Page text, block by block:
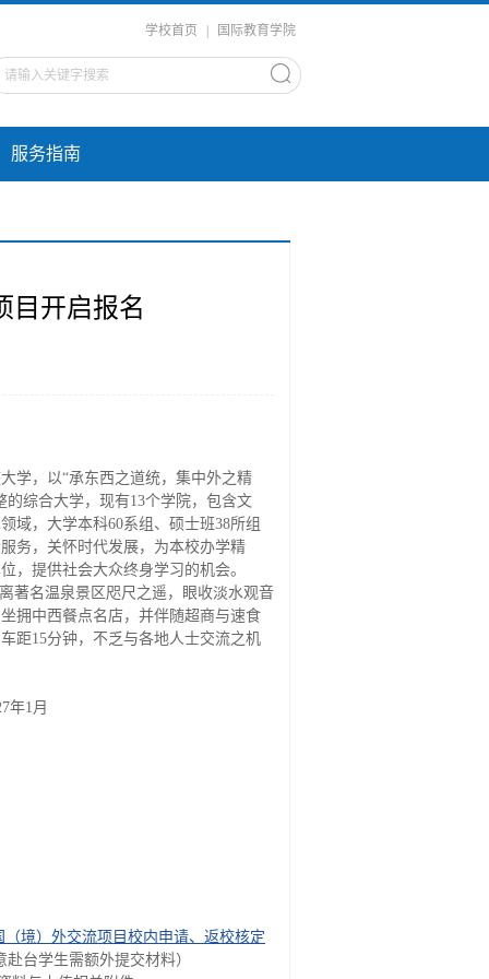
学校首页 国际教育学院
服务指南
目开启报名
学，以“承东西之道统，集中外之精
综合大学，现有13个学院，包含文
域，大学本科60系组、硕士班38所组
务，关怀时代发展，为本校办学精
，提供社会大众终身学习的机会。
著名温泉景区咫尺之遥，眼收淡水观音
拥中西餐点名店，并伴随超商与速食
距15分钟，不乏与各地人士交流之机
年1月
（境）外交流项目校内申请、返校核定
台学生需额外提交材料）